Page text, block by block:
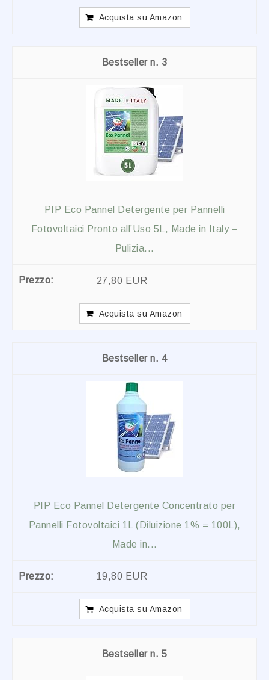
Acquista su Amazon
3
PIP Eco Pannel Detergente per Pannelli
Fotovoltaici Pronto all’Uso 5L, Made in Italy –
Pulizia...
27,80 EUR
Acquista su Amazon
4
PIP Eco Pannel Detergente Concentrato per
Pannelli Fotovoltaici 1L (Diluizione 1% = 100L),
Made in...
19,80 EUR
Acquista su Amazon
5